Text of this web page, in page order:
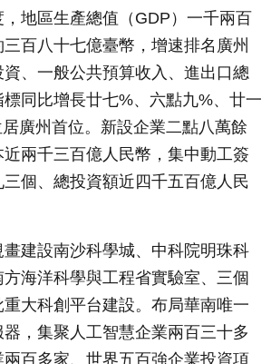
地區生產總值（GDP）一千兩百
百八十七億臺幣，增速排名廣州
、一般公共預算收入、進出口總
同比增長廿七%、六點九%、廿一
廣州首位。新設企業二點八萬餘
兩千三百億人民幣，集中動工簽
個、總投資額近四千五百億人民
建設南沙科學城、中科院明珠科
海洋科學與工程省實驗室、三個
大科創平台建設。布局華南唯一
，集聚人工智慧企業兩百三十多
百多家、世界五百強企業投資項